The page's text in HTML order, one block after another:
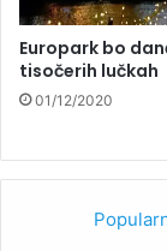
Europark bo
tisočerih lučkah
01/12/2020